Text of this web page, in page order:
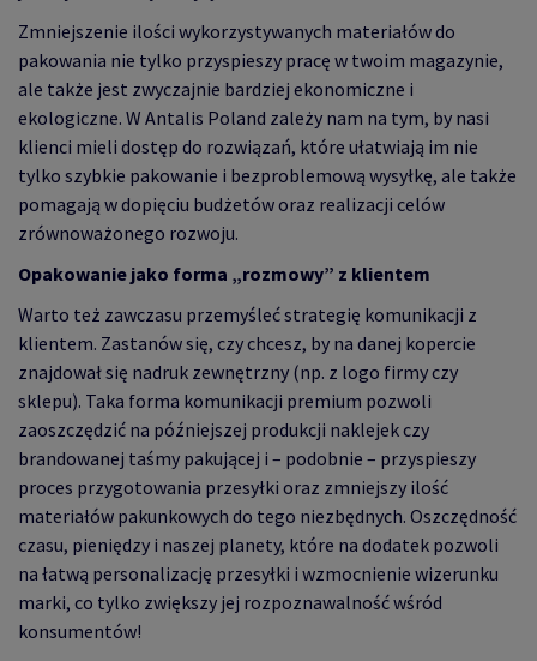
Zmniejszenie ilości wykorzystywanych materiałów do
pakowania nie tylko przyspieszy pracę w twoim magazynie,
ale także jest zwyczajnie bardziej ekonomiczne i
ekologiczne. W Antalis Poland zależy nam na tym, by nasi
klienci mieli dostęp do rozwiązań, które ułatwiają im nie
tylko szybkie pakowanie i bezproblemową wysyłkę, ale także
pomagają w dopięciu budżetów oraz realizacji celów
zrównoważonego rozwoju.
Opakowanie jako forma „rozmowy” z klientem
Warto też zawczasu przemyśleć strategię komunikacji z
klientem. Zastanów się, czy chcesz, by na danej kopercie
znajdował się nadruk zewnętrzny (np. z logo firmy czy
sklepu). Taka forma komunikacji premium pozwoli
zaoszczędzić na późniejszej produkcji naklejek czy
brandowanej taśmy pakującej i – podobnie – przyspieszy
proces przygotowania przesyłki oraz zmniejszy ilość
materiałów pakunkowych do tego niezbędnych. Oszczędność
czasu, pieniędzy i naszej planety, które na dodatek pozwoli
na łatwą personalizację przesyłki i wzmocnienie wizerunku
marki, co tylko zwiększy jej rozpoznawalność wśród
konsumentów!